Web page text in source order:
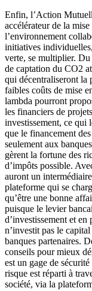
Enfin, l’Action
accélérateur de la
l’environnement
initiatives
verte, se multiplier.
de captation du CO2
qui décentraliseront la
faibles coûts de mise
lambda pourront
les financiers de
investissement, ce qui
que le financement
seulement aux
gèrent la fortune des
d’impôts possible.
auront un
plateforme qui se
qu’être une bonne
puisque le levier
d’investissement et en
n’investit pas le
banques partenaires.
conseils pour mieux
est un gage de
risque est réparti à
société, via la